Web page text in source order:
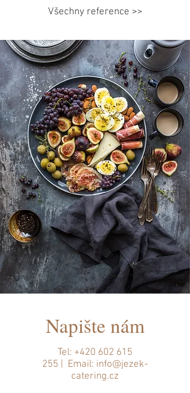
Všechny reference >>
Napište nám
Tel: +420 602 615
255 | Email: info@jezek-
catering.cz